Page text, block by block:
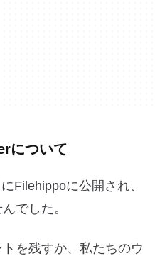
について
Filehippoに公開され、
でした。
を残すか、私たちのウ